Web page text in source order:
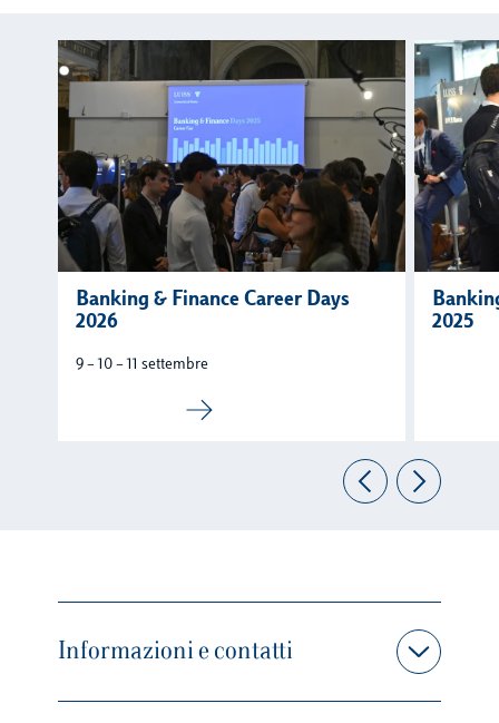
Banking & Finance Career Days
2026
9 – 10 – 11 settembre
2025
Informazioni e contatti